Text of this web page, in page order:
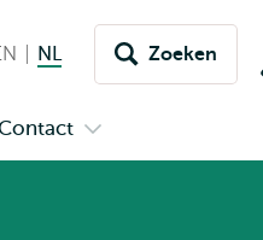
English
NLNederlands huidige taal
Zoeken